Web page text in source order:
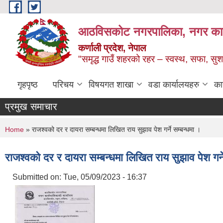
Skip to main content
आठविसकोट नगरपालिका, नगर
कर्णाली प्रदेश, नेपाल
"समृद्ध गाउँ शहरको रहर – स्वस्थ, सफा,
गृहपृष्ठ परिचय विषयगत शाखा वडा कार्यालयहरु
प्रमुख समाचार
You are here
Home » राजश्वको दर र दायरा सम्बन्धमा लिखित राय सुझाव पेश गर्ने सम्बन्धमा ।
राजश्वको दर र दायरा सम्बन्धमा लिखित राय सुझाव पेश
Submitted on: Tue, 05/09/2023 - 16:37